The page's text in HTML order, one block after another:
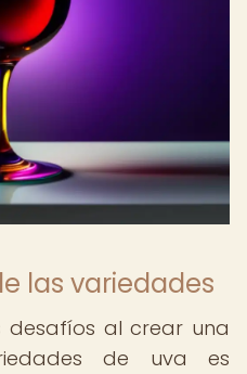
las variedades
desafíos al crear una
de uva es